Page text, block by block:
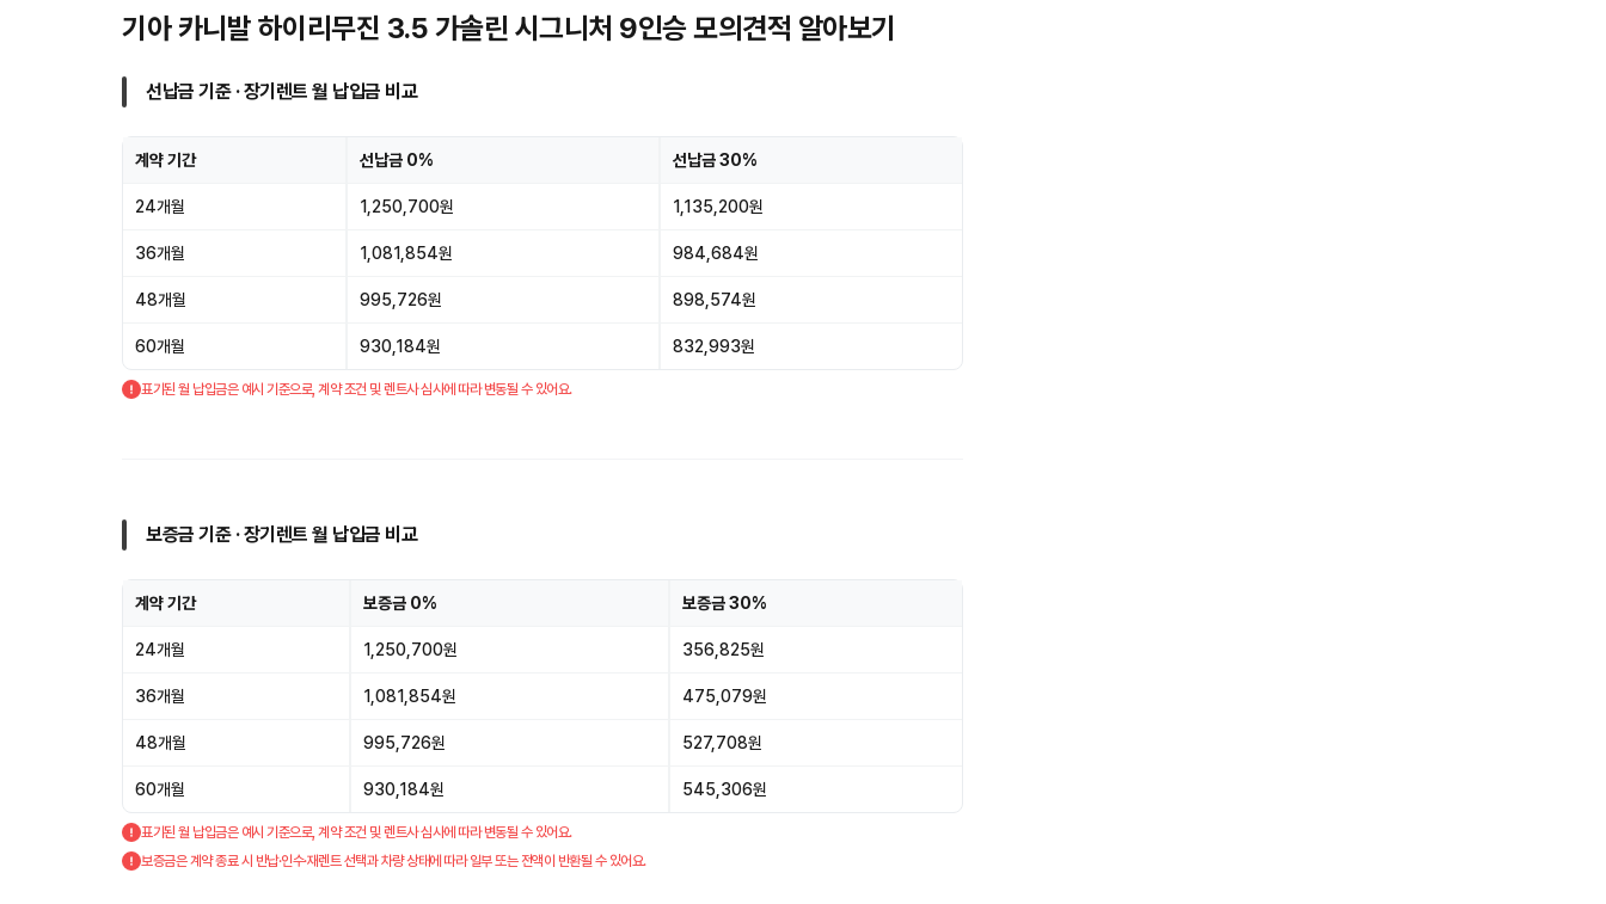
기아 카니발 하이리무진 3.5 가솔린 시그니처 9인승 모의견적 알아보기
선납금 기준 · 장기렌트 월 납입금 비교
계약 기간 선납금 0% 선납금 30%
24개월 1,250,700원 1,135,200원
36개월 1,081,854원 984,684원
48개월 995,726원 898,574원
60개월 930,184원 832,993원
표기된 월 납입금은 예시 기준으로, 계약 조건 및 렌트사 심사에 따라 변동될 수 있어요.
보증금 기준 · 장기렌트 월 납입금 비교
계약 기간 보증금 0% 보증금 30%
24개월 1,250,700원 356,825원
36개월 1,081,854원 475,079원
48개월 995,726원 527,708원
60개월 930,184원 545,306원
표기된 월 납입금은 예시 기준으로, 계약 조건 및 렌트사 심사에 따라 변동될 수 있어요.
보증금은 계약 종료 시 반납·인수·재렌트 선택과 차량 상태에 따라 일부 또는 전액이 반환될 수 있어요.